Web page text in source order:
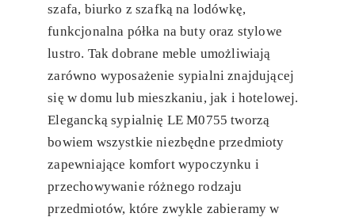
szafa, biurko z szafką na lodówkę,
funkcjonalna półka na buty oraz stylowe
lustro. Tak dobrane meble umożliwiają
zarówno wyposażenie sypialni znajdującej
się w domu lub mieszkaniu, jak i hotelowej.
Elegancką sypialnię LE M0755 tworzą
bowiem wszystkie niezbędne przedmioty
zapewniające komfort wypoczynku i
przechowywanie różnego rodzaju
przedmiotów, które zwykle zabieramy w